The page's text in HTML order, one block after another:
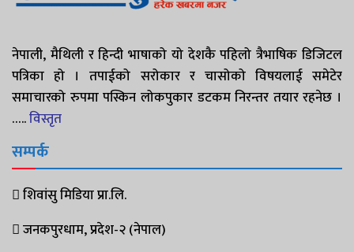
नेपाली, मैथिली र हिन्दी भाषाको यो देशकै पहिलो त्रैभाषिक डिजिटल
पत्रिका हो । तपाईको सरोकार र चासोको विषयलाई समेटेर
समाचारको रुपमा पस्किन लोकपुकार डटकम निरन्तर तयार रहनेछ ।
…..विस्तृत
सम्पर्क
शिवांसु मिडिया प्रा.लि.
जनकपुरधाम, प्रदेश-२ (नेपाल)